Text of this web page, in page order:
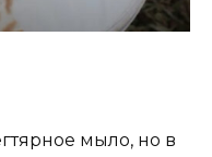
мыло, но в